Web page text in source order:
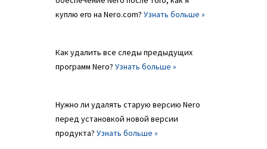
куплю его на Nero.com? Узнать больше »
Как удалить все следы предыдущих
программ Nero? Узнать больше »
Нужно ли удалять старую версию Nero
перед установкой новой версии
продукта? Узнать больше »